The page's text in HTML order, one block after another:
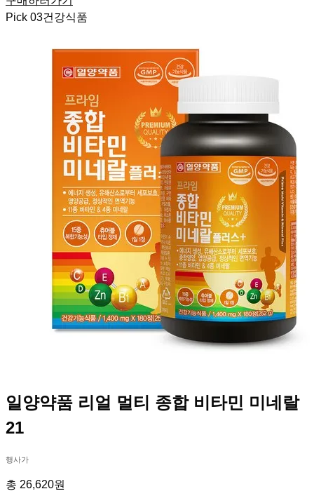
Pick 03건강식품
일양약품 리얼 멀티 종합 비타민 미네랄
21
행사가
총 26,620원